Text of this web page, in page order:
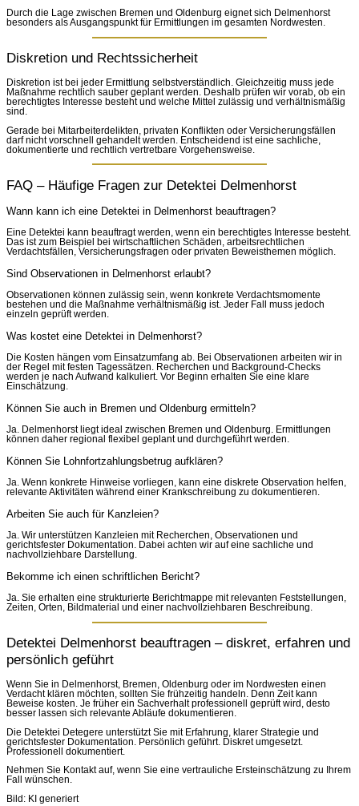
Durch die Lage zwischen Bremen und Oldenburg eignet sich Delmenhorst
besonders als Ausgangspunkt für Ermittlungen im gesamten Nordwesten.
Diskretion und Rechtssicherheit
Diskretion ist bei jeder Ermittlung selbstverständlich. Gleichzeitig muss jede
Maßnahme rechtlich sauber geplant werden. Deshalb prüfen wir vorab, ob ein
berechtigtes Interesse besteht und welche Mittel zulässig und verhältnismäßig
sind.
Gerade bei Mitarbeiterdelikten, privaten Konflikten oder Versicherungsfällen
darf nicht vorschnell gehandelt werden. Entscheidend ist eine sachliche,
dokumentierte und rechtlich vertretbare Vorgehensweise.
FAQ – Häufige Fragen zur Detektei Delmenhorst
Wann kann ich eine Detektei in Delmenhorst beauftragen?
Eine Detektei kann beauftragt werden, wenn ein berechtigtes Interesse besteht.
Das ist zum Beispiel bei wirtschaftlichen Schäden, arbeitsrechtlichen
Verdachtsfällen, Versicherungsfragen oder privaten Beweisthemen möglich.
Sind Observationen in Delmenhorst erlaubt?
Observationen können zulässig sein, wenn konkrete Verdachtsmomente
bestehen und die Maßnahme verhältnismäßig ist. Jeder Fall muss jedoch
einzeln geprüft werden.
Was kostet eine Detektei in Delmenhorst?
Die Kosten hängen vom Einsatzumfang ab. Bei Observationen arbeiten wir in
der Regel mit festen Tagessätzen. Recherchen und Background-Checks
werden je nach Aufwand kalkuliert. Vor Beginn erhalten Sie eine klare
Einschätzung.
Können Sie auch in Bremen und Oldenburg ermitteln?
Ja. Delmenhorst liegt ideal zwischen Bremen und Oldenburg. Ermittlungen
können daher regional flexibel geplant und durchgeführt werden.
Können Sie Lohnfortzahlungsbetrug aufklären?
Ja. Wenn konkrete Hinweise vorliegen, kann eine diskrete Observation helfen,
relevante Aktivitäten während einer Krankschreibung zu dokumentieren.
Arbeiten Sie auch für Kanzleien?
Ja. Wir unterstützen Kanzleien mit Recherchen, Observationen und
gerichtsfester Dokumentation. Dabei achten wir auf eine sachliche und
nachvollziehbare Darstellung.
Bekomme ich einen schriftlichen Bericht?
Ja. Sie erhalten eine strukturierte Berichtmappe mit relevanten Feststellungen,
Zeiten, Orten, Bildmaterial und einer nachvollziehbaren Beschreibung.
Detektei Delmenhorst beauftragen – diskret, erfahren und
persönlich geführt
Wenn Sie in Delmenhorst, Bremen, Oldenburg oder im Nordwesten einen
Verdacht klären möchten, sollten Sie frühzeitig handeln. Denn Zeit kann
Beweise kosten. Je früher ein Sachverhalt professionell geprüft wird, desto
besser lassen sich relevante Abläufe dokumentieren.
Die Detektei Detegere unterstützt Sie mit Erfahrung, klarer Strategie und
gerichtsfester Dokumentation. Persönlich geführt. Diskret umgesetzt.
Professionell dokumentiert.
Nehmen Sie Kontakt auf, wenn Sie eine vertrauliche Ersteinschätzung zu Ihrem
Fall wünschen.
Bild: KI generiert